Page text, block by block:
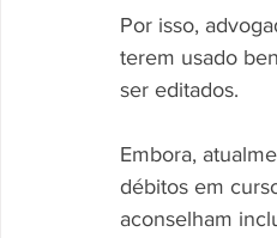
Por isso,
terem usado
ser editados.
Embora,
débitos em
aconselham